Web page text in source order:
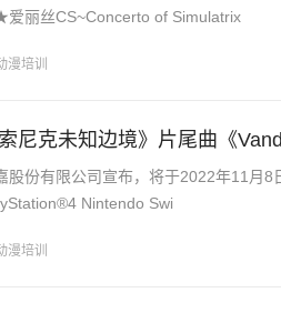
爱丽丝CS~Concerto of Simulatrix
漫培训
索尼克未知边境》片尾曲《
股份有限公司宣布，将于2022年11月
Nintendo Swi
漫培训